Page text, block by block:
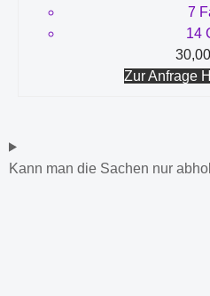
7
14
30,00
Zur Anfrage
Kann man die Sachen nur